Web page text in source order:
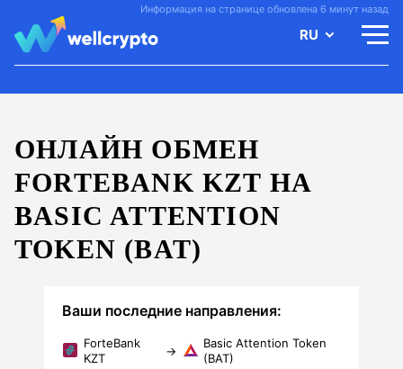
Информация на странице обновлена 6 минут назад
RU
ОНЛАЙН ОБМЕН
FORTEBANK KZT НА
BASIC ATTENTION
TOKEN (BAT)
Ваши последние направления:
ForteBank
KZT
→
Basic Attention Token
(BAT)